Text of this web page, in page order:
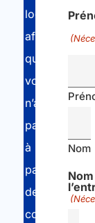
logiciel
afin
que
vous
n’ayez
pas
à
payer
de
cotisations
Nom